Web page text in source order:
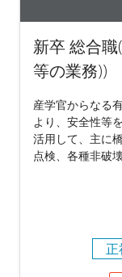
新卒 総合
等の業務))
産学官からなる
より、安全性等
活用して、主に
点検、各種非破壊
正